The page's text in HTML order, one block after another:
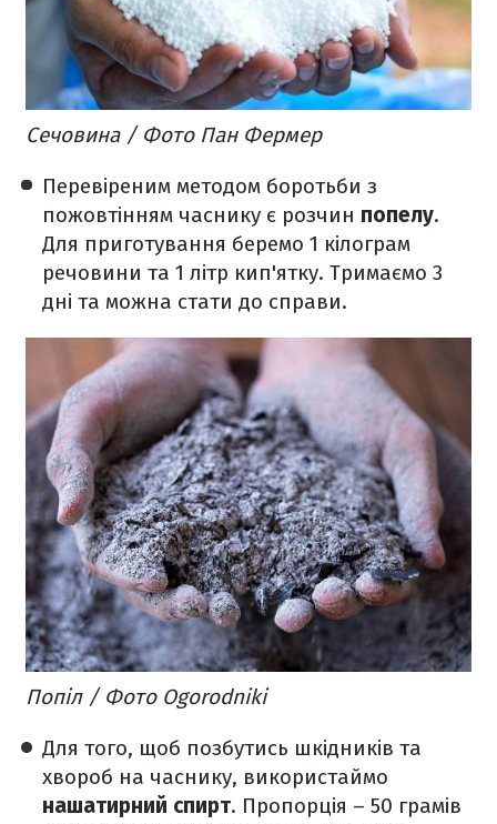
Сечовина / Фото Пан Фермер
Перевіреним методом боротьби з
пожовтінням часнику є розчин попелу.
Для приготування беремо 1 кілограм
речовини та 1 літр кип'ятку. Тримаємо 3
дні та можна стати до справи.
Попіл / Фото Ogorodniki
Для того, щоб позбутись шкідників та
хвороб на часнику, використаймо
нашатирний спирт. Пропорція – 50 грамів